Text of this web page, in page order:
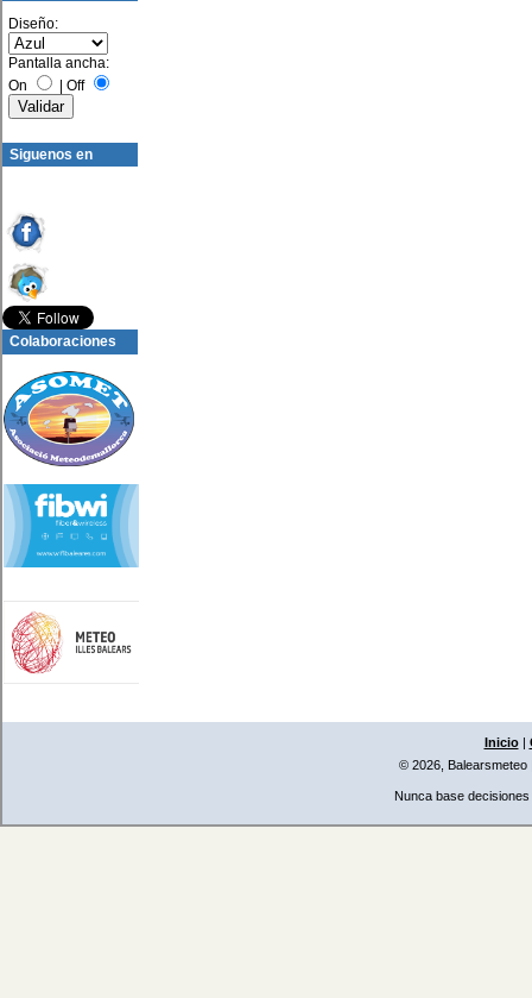
Diseño:
Pantalla ancha:
On
Off
Siguenos en
Colaboraciones
Inicio|
© 2026, Balearsmeteo
Nunca base